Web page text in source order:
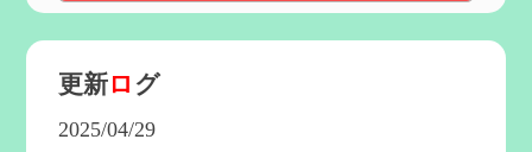
更新ロ グ
2025/04/29